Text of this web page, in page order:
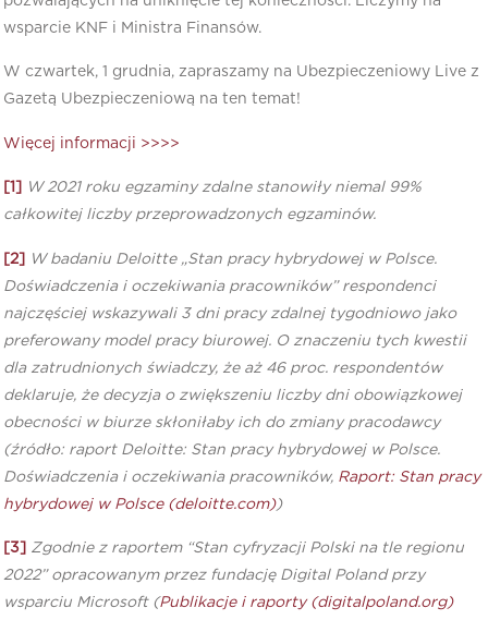
wsparcie KNF i Ministra Finansów.
W czwartek, 1 grudnia, zapraszamy na Ubezpieczeniowy Live z
Gazetą Ubezpieczeniową na ten temat!
Więcej informacji >>>>
[1]
W 2021 roku egzaminy zdalne stanowiły niemal 99%
całkowitej liczby przeprowadzonych egzaminów.
[2]
W badaniu Deloitte „Stan pracy hybrydowej w Polsce.
Doświadczenia i oczekiwania pracowników” respondenci
najczęściej wskazywali 3 dni pracy zdalnej tygodniowo jako
preferowany model pracy biurowej. O znaczeniu tych kwestii
dla zatrudnionych świadczy, że aż 46 proc. respondentów
deklaruje, że decyzja o zwiększeniu liczby dni obowiązkowej
obecności w biurze skłoniłaby ich do zmiany pracodawcy
(źródło: raport Deloitte: Stan pracy hybrydowej w Polsce.
Doświadczenia i oczekiwania pracowników, Raport: Stan pracy
hybrydowej w Polsce (deloitte.com))
[3]
Zgodnie z raportem “Stan cyfryzacji Polski na tle regionu
2022” opracowanym przez fundację Digital Poland przy
wsparciu Microsoft (Publikacje i raporty (digitalpoland.org)